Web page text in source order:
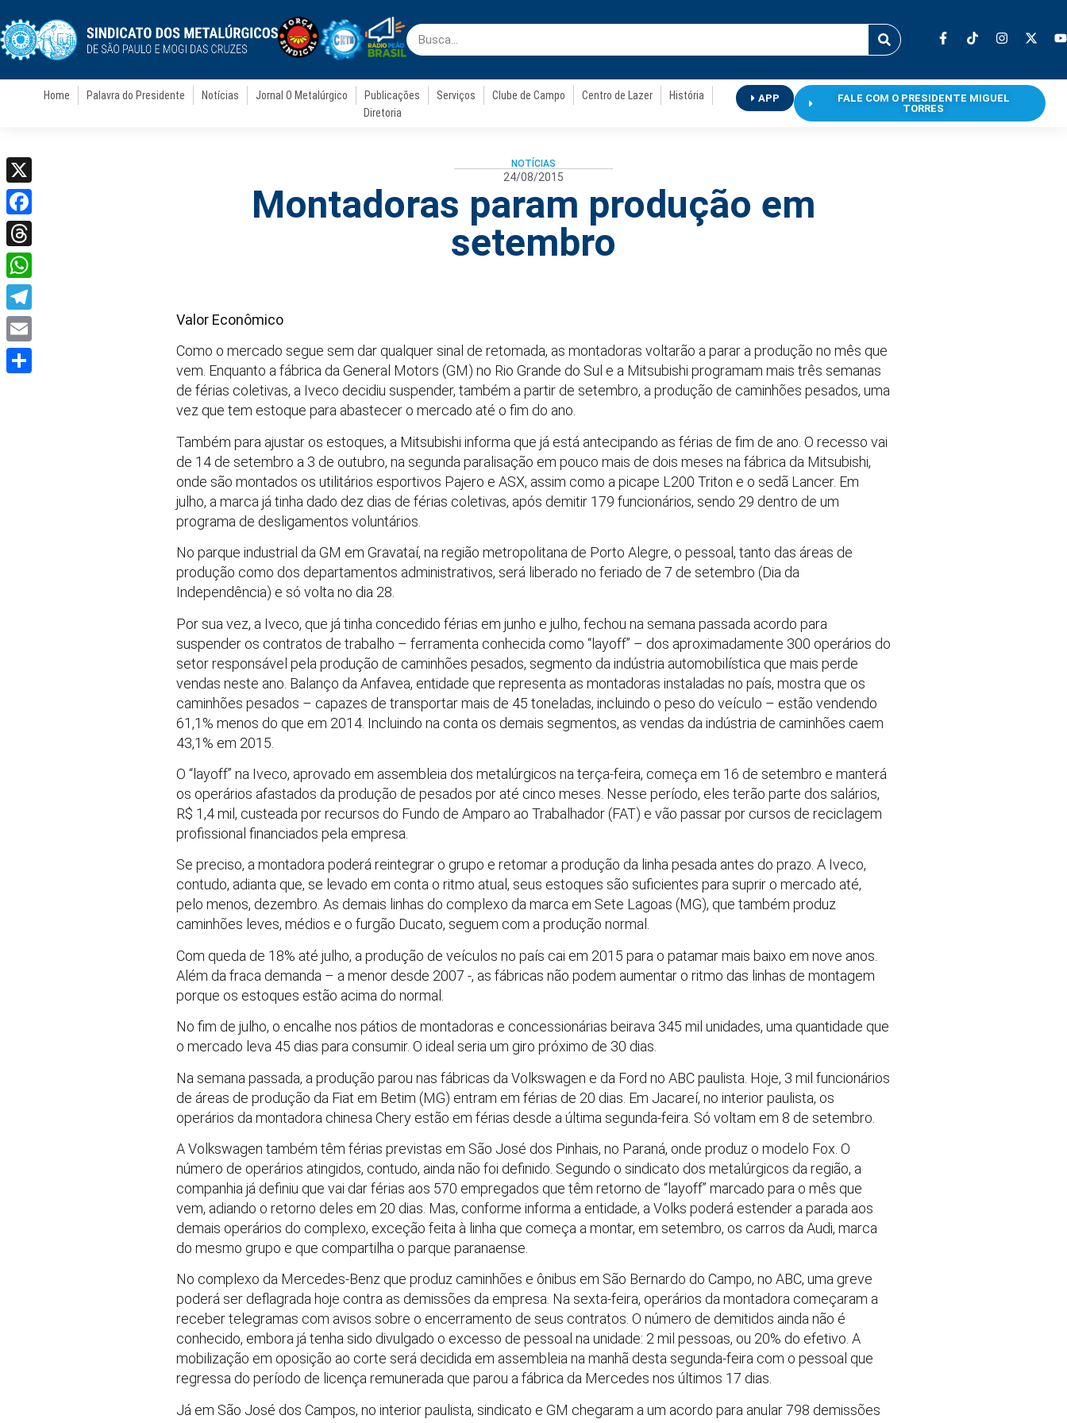
Home Palavra do Presidente Notícias Jornal O Metalúrgico Publicações Serviços Clube de Campo Centro de Lazer
História
Diretoria
APP
FALE COM O PRESIDENTE MIGUEL
TORRES
NOTÍCIAS
24/08/2015
Montadoras param produção em
setembro
Valor Econômico
Como o mercado segue sem dar qualquer sinal de retomada, as montadoras voltarão a parar a produção no mês que
vem. Enquanto a fábrica da General Motors (GM) no Rio Grande do Sul e a Mitsubishi programam mais três semanas
de férias coletivas, a Iveco decidiu suspender, também a partir de setembro, a produção de caminhões pesados, uma
vez que tem estoque para abastecer o mercado até o fim do ano.
Também para ajustar os estoques, a Mitsubishi informa que já está antecipando as férias de fim de ano. O recesso vai
de 14 de setembro a 3 de outubro, na segunda paralisação em pouco mais de dois meses na fábrica da Mitsubishi,
onde são montados os utilitários esportivos Pajero e ASX, assim como a picape L200 Triton e o sedã Lancer. Em
julho, a marca já tinha dado dez dias de férias coletivas, após demitir 179 funcionários, sendo 29 dentro de um
programa de desligamentos voluntários.
No parque industrial da GM em Gravataí, na região metropolitana de Porto Alegre, o pessoal, tanto das áreas de
produção como dos departamentos administrativos, será liberado no feriado de 7 de setembro (Dia da
Independência) e só volta no dia 28.
Por sua vez, a Iveco, que já tinha concedido férias em junho e julho, fechou na semana passada acordo para
suspender os contratos de trabalho – ferramenta conhecida como “layoff” – dos aproximadamente 300 operários do
setor responsável pela produção de caminhões pesados, segmento da indústria automobilística que mais perde
vendas neste ano. Balanço da Anfavea, entidade que representa as montadoras instaladas no país, mostra que os
caminhões pesados – capazes de transportar mais de 45 toneladas, incluindo o peso do veículo – estão vendendo
61,1% menos do que em 2014. Incluindo na conta os demais segmentos, as vendas da indústria de caminhões caem
43,1% em 2015.
O “layoff” na Iveco, aprovado em assembleia dos metalúrgicos na terça-feira, começa em 16 de setembro e manterá
os operários afastados da produção de pesados por até cinco meses. Nesse período, eles terão parte dos salários,
R$ 1,4 mil, custeada por recursos do Fundo de Amparo ao Trabalhador (FAT) e vão passar por cursos de reciclagem
profissional financiados pela empresa.
Se preciso, a montadora poderá reintegrar o grupo e retomar a produção da linha pesada antes do prazo. A Iveco,
contudo, adianta que, se levado em conta o ritmo atual, seus estoques são suficientes para suprir o mercado até,
pelo menos, dezembro. As demais linhas do complexo da marca em Sete Lagoas (MG), que também produz
caminhões leves, médios e o furgão Ducato, seguem com a produção normal.
Com queda de 18% até julho, a produção de veículos no país cai em 2015 para o patamar mais baixo em nove anos.
Além da fraca demanda – a menor desde 2007 -, as fábricas não podem aumentar o ritmo das linhas de montagem
porque os estoques estão acima do normal.
No fim de julho, o encalhe nos pátios de montadoras e concessionárias beirava 345 mil unidades, uma quantidade que
o mercado leva 45 dias para consumir. O ideal seria um giro próximo de 30 dias.
Na semana passada, a produção parou nas fábricas da Volkswagen e da Ford no ABC paulista. Hoje, 3 mil funcionários
de áreas de produção da Fiat em Betim (MG) entram em férias de 20 dias. Em Jacareí, no interior paulista, os
operários da montadora chinesa Chery estão em férias desde a última segunda-feira. Só voltam em 8 de setembro.
A Volkswagen também têm férias previstas em São José dos Pinhais, no Paraná, onde produz o modelo Fox. O
número de operários atingidos, contudo, ainda não foi definido. Segundo o sindicato dos metalúrgicos da região, a
companhia já definiu que vai dar férias aos 570 empregados que têm retorno de “layoff” marcado para o mês que
vem, adiando o retorno deles em 20 dias. Mas, conforme informa a entidade, a Volks poderá estender a parada aos
demais operários do complexo, exceção feita à linha que começa a montar, em setembro, os carros da Audi, marca
do mesmo grupo e que compartilha o parque paranaense.
No complexo da Mercedes-Benz que produz caminhões e ônibus em São Bernardo do Campo, no ABC, uma greve
poderá ser deflagrada hoje contra as demissões da empresa. Na sexta-feira, operários da montadora começaram a
receber telegramas com avisos sobre o encerramento de seus contratos. O número de demitidos ainda não é
conhecido, embora já tenha sido divulgado o excesso de pessoal na unidade: 2 mil pessoas, ou 20% do efetivo. A
mobilização em oposição ao corte será decidida em assembleia na manhã desta segunda-feira com o pessoal que
regressa do período de licença remunerada que parou a fábrica da Mercedes nos últimos 17 dias.
Já em São José dos Campos, no interior paulista, sindicato e GM chegaram a um acordo para anular 798 demissões
X
Facebook
Threads
WhatsApp
Telegram
Email